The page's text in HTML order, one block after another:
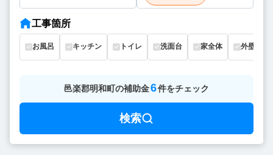
工事箇所
お風呂 キッチン トイレ 洗面台 家全体 外壁
邑楽郡明和町の補助金6件をチェック
検索